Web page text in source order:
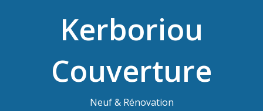
Kerboriou
Couverture
Neuf & Rénovation